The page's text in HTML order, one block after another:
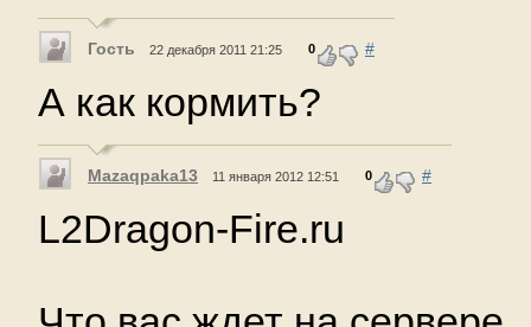
Гость 22 декабря 2011 21:25 0 #
А как кормить?
Mazaqpaka13 11 января 2012 12:51 0 #
L2Dragon-Fire.ru